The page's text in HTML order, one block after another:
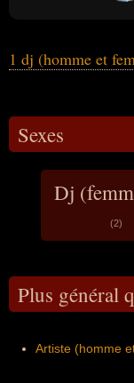
1 dj (homme et
Sexes
Dj
(2)
Plus général
Artiste (homme